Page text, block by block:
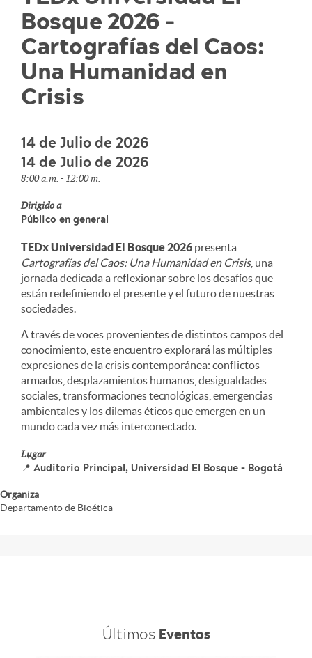
Bosque 2026 -
Cartografías del Caos:
Una Humanidad en
Crisis
14 de Julio de 2026
14 de Julio de 2026
8:00 a.m. - 12:00 m.
Dirigido a
Público en general
TEDx Universidad El Bosque 2026 presenta
Cartografías del Caos: Una Humanidad en Crisis, una
jornada dedicada a reflexionar sobre los desafíos que
están redefiniendo el presente y el futuro de nuestras
sociedades.
A través de voces provenientes de distintos campos del
conocimiento, este encuentro explorará las múltiples
expresiones de la crisis contemporánea: conflictos
armados, desplazamientos humanos, desigualdades
sociales, transformaciones tecnológicas, emergencias
ambientales y los dilemas éticos que emergen en un
mundo cada vez más interconectado.
Lugar
📍 Auditorio Principal, Universidad El Bosque – Bogotá
Organiza
Departamento de Bioética
Últimos Eventos